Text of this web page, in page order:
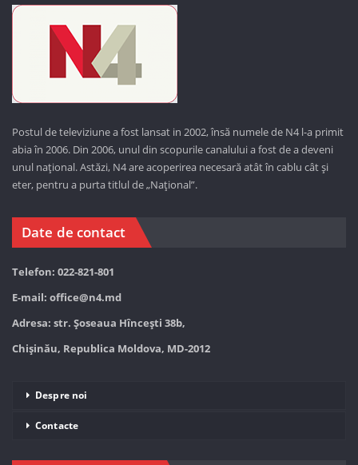
Postul de televiziune a fost lansat in 2002, însă numele de N4 l-a primit
abia în 2006. Din 2006, unul din scopurile canalului a fost de a deveni
unul național. Astăzi, N4 are acoperirea necesară atât în cablu cât și
eter, pentru a purta titlul de „Național”.
Date de contact
Telefon: 022-821-801
E-mail: office@n4.md
Adresa: str. Șoseaua Hînceşti 38b,
Chișinău, Republica Moldova, MD-2012
Despre noi
Contacte